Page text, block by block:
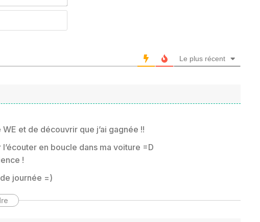
Website
Le plus récent
et de découvrir que j’ai gagnée !!
en boucle dans ma voiture =D
!
journée =)